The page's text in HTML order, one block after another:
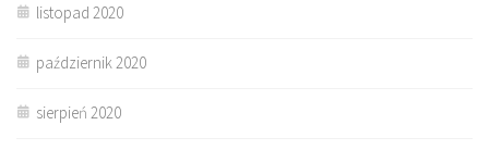
listopad 2020
październik 2020
sierpień 2020